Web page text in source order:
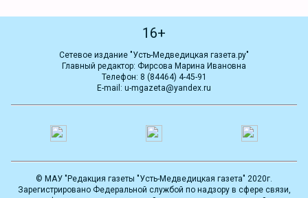
16+
Сетевое издание "Усть-Медведицкая газета.ру"
Главный редактор: Фирсова Марина Ивановна
Телефон: 8 (84464) 4-45-91
E-mail: u-mgazeta@yandex.ru
© МАУ "Редакция газеты "Усть-Медведицкая газета" 2020г.
Зарегистрировано Федеральной службой по надзору в сфере связи,